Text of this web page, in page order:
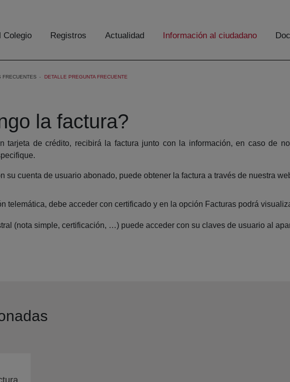
Colegio Registros Actualidad Información al ciudadano
FRECUENTES DETALLE PREGUNTA FRECUENTE
la factura?
tarjeta de crédito, recibirá la factura junto con la información, en caso de
su cuenta de usuario abonado, puede obtener la factura a través de nuestra
telemática, debe acceder con certificado y en la opción Facturas podrá
(nota simple, certificación, …) puede acceder con su claves de usuario al